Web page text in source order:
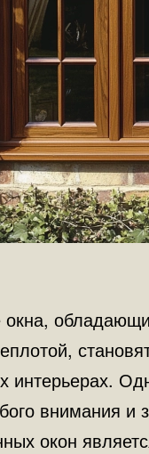
интерьерах.
внимания и
окон